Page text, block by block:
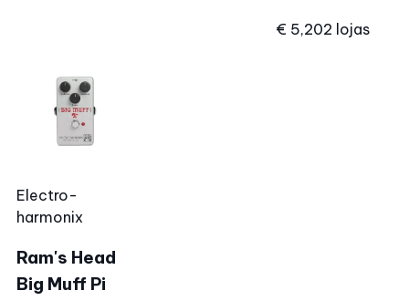
€ 5,202 lojas
Electro-
harmonix
Ram's Head
Big Muff Pi